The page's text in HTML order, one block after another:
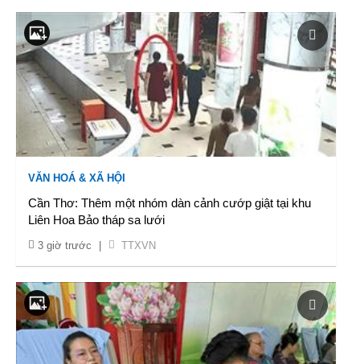
VĂN HOÁ & XÃ HỘI
Cần Thơ: Thêm một nhóm dàn cảnh cướp giật tại khu
Liên Hoa Bảo tháp sa lưới
3 giờ trước TTXVN